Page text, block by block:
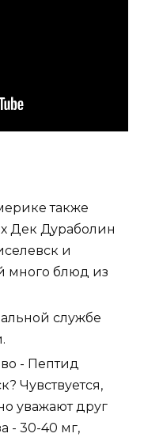
также
Дек Дураболин
и
много блюд из
службе
- Пептид
Чувствуется,
уважают друг
- 30-40 мг,